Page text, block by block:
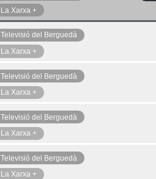
La Xarxa +
Televisió del Berguedà
La Xarxa +
Televisió del Berguedà
La Xarxa +
Televisió del Berguedà
La Xarxa +
Televisió del Berguedà
La Xarxa +